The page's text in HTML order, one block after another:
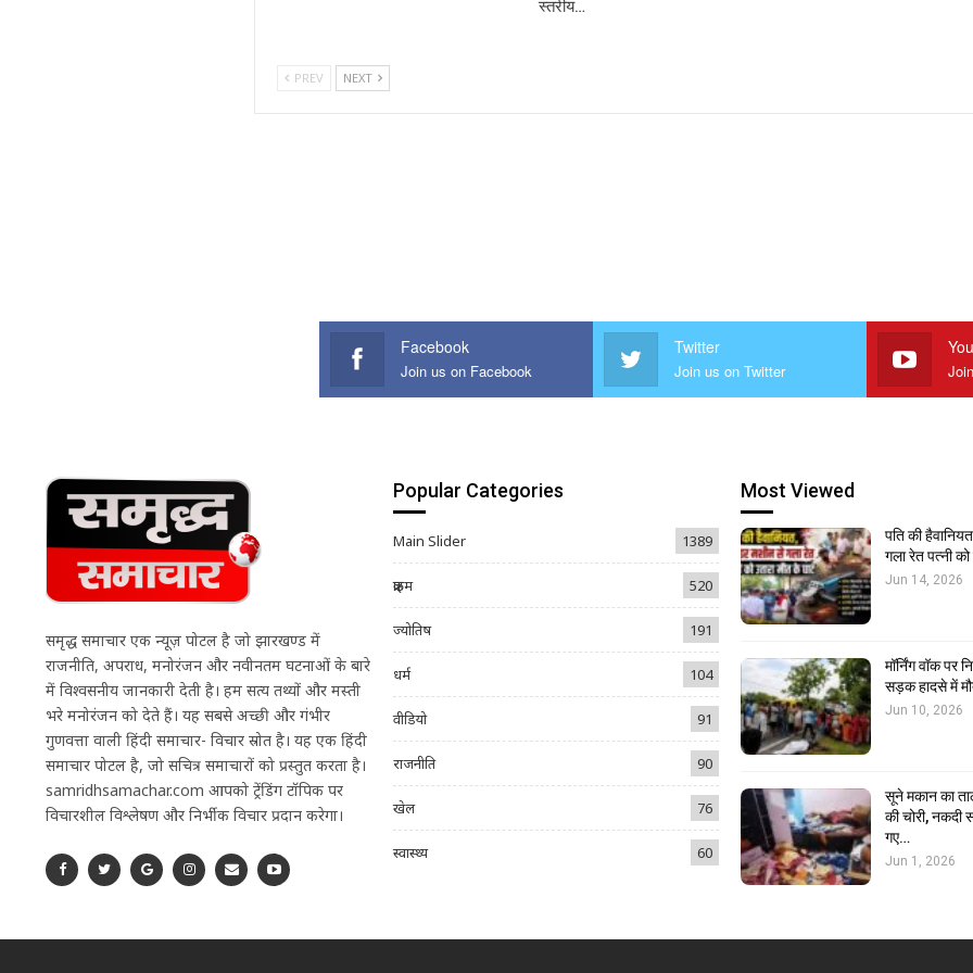
स्तरीय…
PREV NEXT
Facebook
Join us on Facebook
Twitter
Join us on Twitter
समृद्ध समाचार एक न्यूज़ पोर्टल है जो झारखण्ड में
राजनीति, अपराध, मनोरंजन और नवीनतम घटनाओं के बारे
में विश्वसनीय जानकारी देती है। हम सत्य तथ्यों और मस्ती
भरे मनोरंजन को देते हैं। यह सबसे अच्छी और गंभीर
गुणवत्ता वाली हिंदी समाचार- विचार स्रोत है। यह एक हिंदी
समाचार पोर्टल है, जो सचित्र समाचारों को प्रस्तुत करता है।
samridhsamachar.com आपको ट्रेंडिंग टॉपिक पर
विचारशील विश्लेषण और निर्भीक विचार प्रदान करेगा।
Popular Categories
Main Slider 1389
क्राइम 520
ज्योतिष 191
धर्म 104
वीडियो 91
राजनीति 90
खेल 76
स्वास्थ्य 60
Most Viewed
पति की
गला रेत पत्नी
Jun 14, 2026
मॉर्निंग वॉक पर
सड़क हादसे में
Jun 10, 2026
सूने मकान का
की चोरी, नकदी
गए…
Jun 1, 2026